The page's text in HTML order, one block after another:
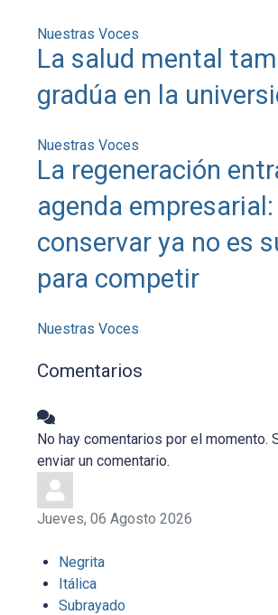
Nuestras Voces
La salud mental
gradúa en la
Nuestras Voces
La regeneración
agenda
conservar ya no es
para competir
Nuestras Voces
Comentarios
No hay comentarios por el momento.
enviar un comentario.
Jueves, 06 Agosto 2026
Negrita
Itálica
Subrayado